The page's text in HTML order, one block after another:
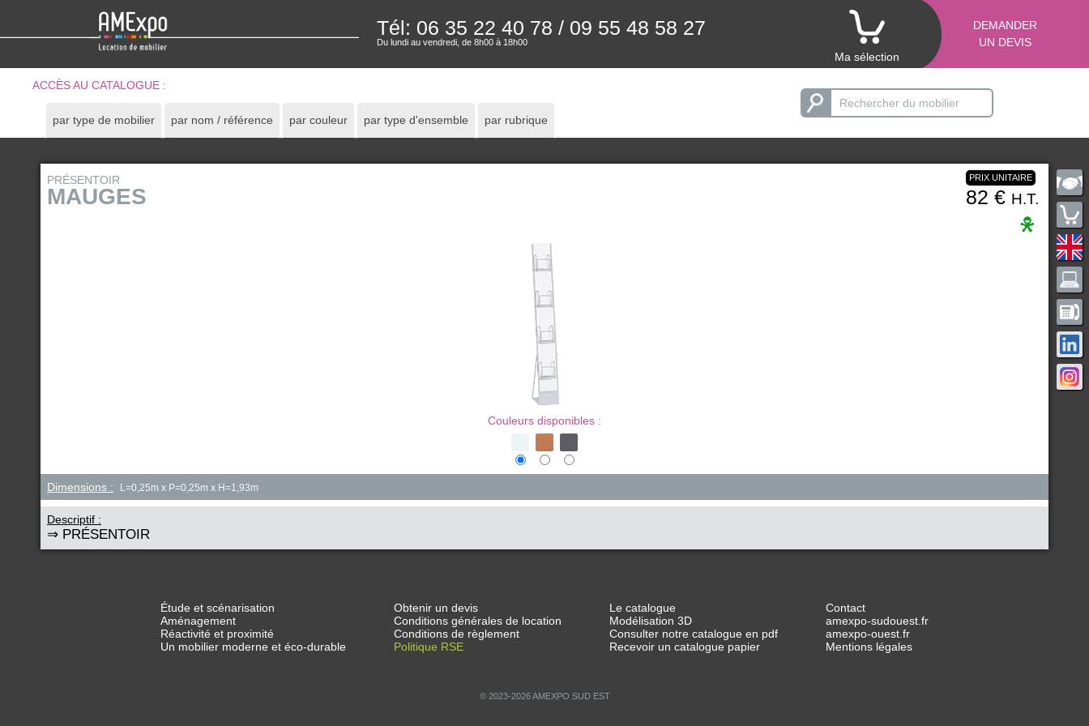
Tél: 06 35 22 40 78 / 09 55 48 58 27
Du lundi au vendredi, de 8h00 à 18h00
Ma sélection
DEMANDER
UN DEVIS
ACCÈS AU CATALOGUE :
par type de mobilier par nom / référence par couleur par type d'ensemble par rubrique
PRÉSENTOIR
MAUGES
PRIX UNITAIRE
82 € H.T.
Couleurs disponibles :
Dimensions : L=0,25m x P=0,25m x H=1,93m
Descriptif :
⇒ PRÉSENTOIR
Étude et scénarisation
Aménagement
Réactivité et proximité
Un mobilier moderne et éco-durable
Obtenir un devis
Conditions générales de location
Conditions de règlement
Politique RSE
Le catalogue
Modélisation 3D
Consulter notre catalogue en pdf
Recevoir un catalogue papier
Contact
amexpo-sudouest.fr
amexpo-ouest.fr
Mentions légales
© 2023-2026 AMEXPO SUD EST